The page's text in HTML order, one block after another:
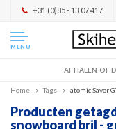
+31 (0)85 - 13 07 417
MENU
AFHALEN OF
Home Tags atomic Savor
Producten
snowboard bril -